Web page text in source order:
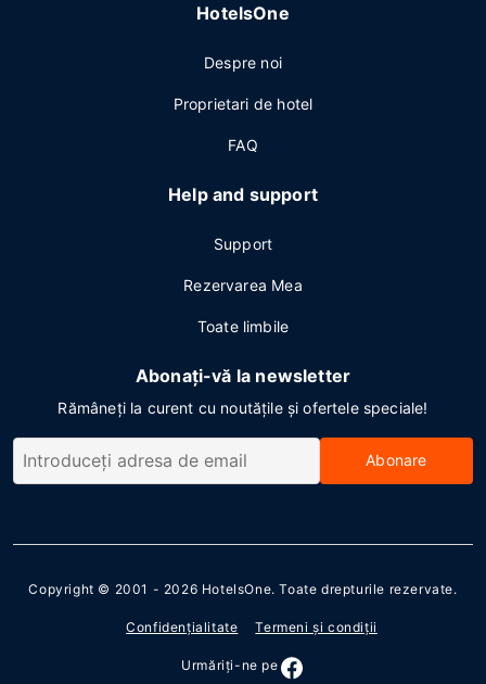
HotelsOne
Despre noi
Proprietari de hotel
FAQ
Help and support
Support
Rezervarea Mea
Toate limbile
Abonați-vă la newsletter
Rămâneți la curent cu noutățile și ofertele speciale!
Abonare
Copyright © 2001 - 2026 HotelsOne. Toate drepturile rezervate.
Confidenţialitate Termeni şi condiţii
Urmăriţi-ne pe